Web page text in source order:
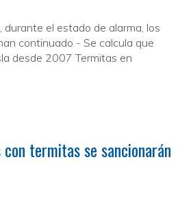
durante el estado de alarma, los
continuado - Se calcula que
desde 2007 Termitas en
termitas se sancionarán